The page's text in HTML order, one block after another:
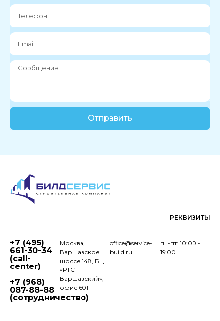
Отправить
РЕКВИЗИТЫ
+7 (495)
661-30-34
(call-
center)
+7 (968)
087-88-88
(сотрудничество)
Москва,
Варшавское
шоссе 148, БЦ
«РТС
Варшавский»,
офис 601
пн-пт: 10:00 -
19:00
office@service-
build.ru